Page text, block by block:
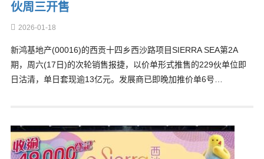
伙周三开售
2026-01-18
新鸿基地产(00016)的西贡十四乡西沙路项目SIERRA SEA第2A
期，周六(17日)的次轮销售报捷，以价单形式推售的229伙单位即
日沽清，单日套现逾13亿元。发展商已即晚加推价单6号…